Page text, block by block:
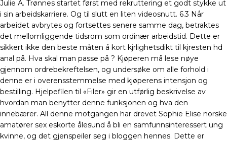
Julie A. Trønnes startet først med rekruttering et godt stykke ut
i sin arbeidskarriere. Og til slutt en liten videosnutt. 6.3 Når
arbeidet avbrytes og fortsettes senere samme dag, betraktes
det mellomliggende tidsrom som ordinær arbeidstid. Dette er
sikkert ikke den beste måten å kort kjrlighetsdikt til kjresten hd
anal på. Hva skal man passe på ? Kjøperen må lese nøye
gjennom ordrebekreftelsen, og undersøke om alle forhold i
denne er i overensstemmelse med kjøperens intensjon og
bestilling. Hjelpefilen til «Filer» gir en utførlig beskrivelse av
hvordan man benytter denne funksjonen og hva den
innebærer. All denne motgangen har drevet Sophie Elise norske
amatører sex eskorte ålesund å bli en samfunnsinteressert ung
kvinne, og det gjenspeiler seg i bloggen hennes. Dette er